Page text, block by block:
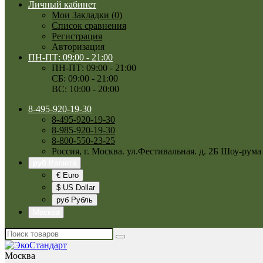
Личный кабинет
Мои Закладки (0)
Список сравнения
Регистрация
Авторизация
ПН-ПТ: 09:00 - 21:00
ПН-ПТ: 09:00 - 21:00
СБ: 09:00 - 21:00
ВС: 10:00 - 20:00
8-495-920-19-30
8-495-920-19-30
8-985-920-19-30
8-800-550-23-25
Россия, г. Москва. ул.Фестивальная. д. 2Б Шоу-рума
€ Euro
$ US Dollar
руб Рубль
Москва